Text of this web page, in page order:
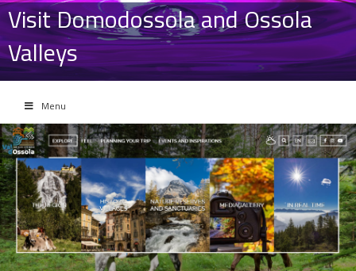
Visit Domodossola and Ossola
Valleys
Menu